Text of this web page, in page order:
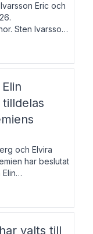
Eric och
Sten Ivarsson,
han på
och Elvira
har beslutat
Akademiens
Priset är
att lyfta fram
valts till